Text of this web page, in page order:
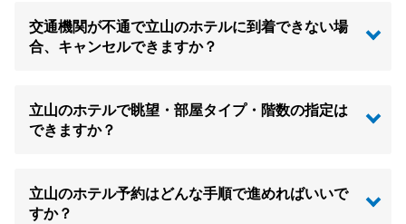
交通機関が不通で立山のホテルに到着できない場
合、キャンセルできますか？
立山のホテルで眺望・部屋タイプ・階数の指定は
できますか？
立山のホテル予約はどんな手順で進めればいいで
すか？